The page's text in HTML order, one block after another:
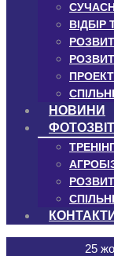
НОВИНИ
КОНТАКТИ
25